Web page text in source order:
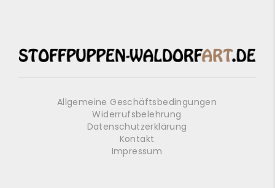
Allgemeine Geschäftsbedingungen
Widerrufsbelehrung
Datenschutzerklärung
Kontakt
Impressum